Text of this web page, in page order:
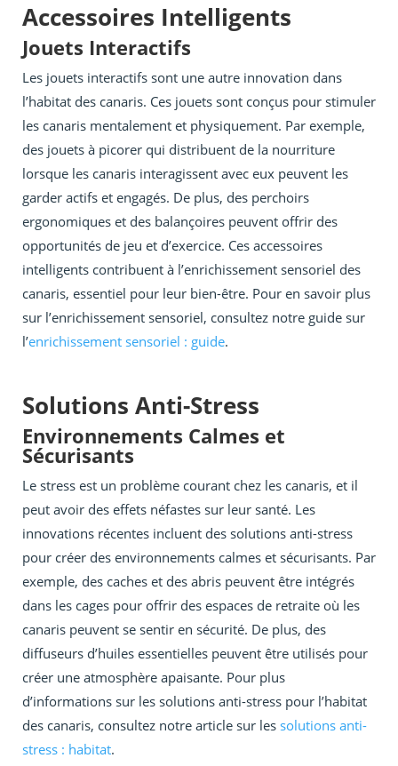
Accessoires Intelligents
Jouets Interactifs
Les jouets interactifs sont une autre innovation dans
l’habitat des canaris. Ces jouets sont conçus pour stimuler
les canaris mentalement et physiquement. Par exemple,
des jouets à picorer qui distribuent de la nourriture
lorsque les canaris interagissent avec eux peuvent les
garder actifs et engagés. De plus, des perchoirs
ergonomiques et des balançoires peuvent offrir des
opportunités de jeu et d’exercice. Ces accessoires
intelligents contribuent à l’enrichissement sensoriel des
canaris, essentiel pour leur bien-être. Pour en savoir plus
sur l’enrichissement sensoriel, consultez notre guide sur
l’enrichissement sensoriel : guide.
Solutions Anti-Stress
Environnements Calmes et
Sécurisants
Le stress est un problème courant chez les canaris, et il
peut avoir des effets néfastes sur leur santé. Les
innovations récentes incluent des solutions anti-stress
pour créer des environnements calmes et sécurisants. Par
exemple, des caches et des abris peuvent être intégrés
dans les cages pour offrir des espaces de retraite où les
canaris peuvent se sentir en sécurité. De plus, des
diffuseurs d’huiles essentielles peuvent être utilisés pour
créer une atmosphère apaisante. Pour plus
d’informations sur les solutions anti-stress pour l’habitat
des canaris, consultez notre article sur les solutions anti-
stress : habitat.